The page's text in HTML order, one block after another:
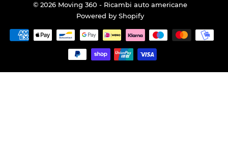
© 2026 Moving 360 - Ricambi auto americane
Powered by Shopify
Modalità
pagamento